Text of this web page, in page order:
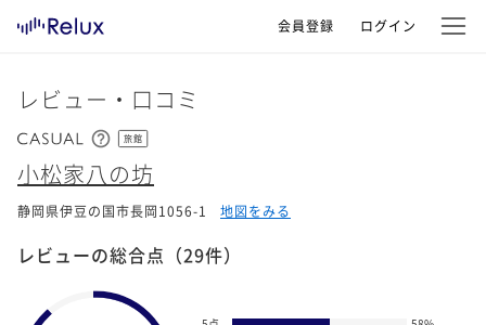
会員登録 ログイン
レビュー・口コミ
旅館
小松家八の坊
静岡県伊豆の国市長岡1056-1 地図をみる
レビューの総合点 （29件）